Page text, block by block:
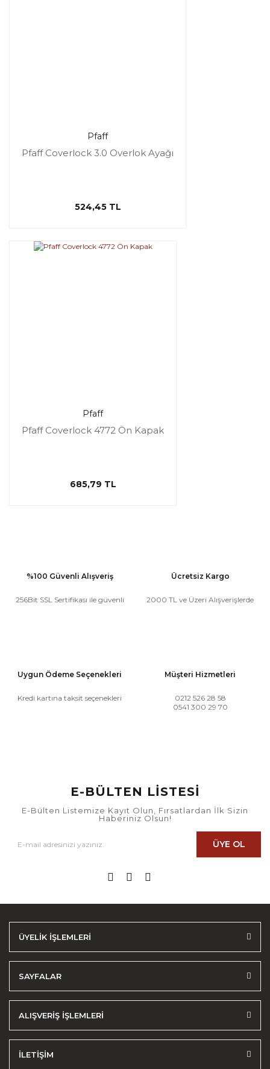
Pfaff
Pfaff Coverlock 3.0 Overlok Ayağı
524,45 TL
Pfaff
Pfaff Coverlock 4772 Ön Kapak
685,79 TL
%100 Güvenli Alışveriş
256Bit SSL Sertifikası ile güvenli
Ücretsiz Kargo
2000 TL ve Üzeri Alışverişlerde
Uygun Ödeme Seçenekleri
Kredi kartına taksit seçenekleri
Müşteri Hizmetleri
0212 526 28 58
0541 300 29 70
E-BÜLTEN LİSTESİ
E-Bülten Listemize Kayıt Olun, Fırsatlardan İlk Sizin
Haberiniz Olsun!
ÜYE OL
ÜYELİK İŞLEMLERİ
SAYFALAR
ALIŞVERİŞ İŞLEMLERİ
İLETİŞİM